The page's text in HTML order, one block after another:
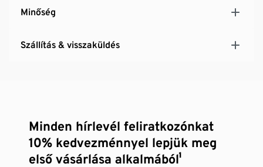
Minőség
Szállítás & visszaküldés
Minden hírlevél feliratkozónkat
10% kedvezménnyel lepjük meg
első vásárlása alkalmából¹